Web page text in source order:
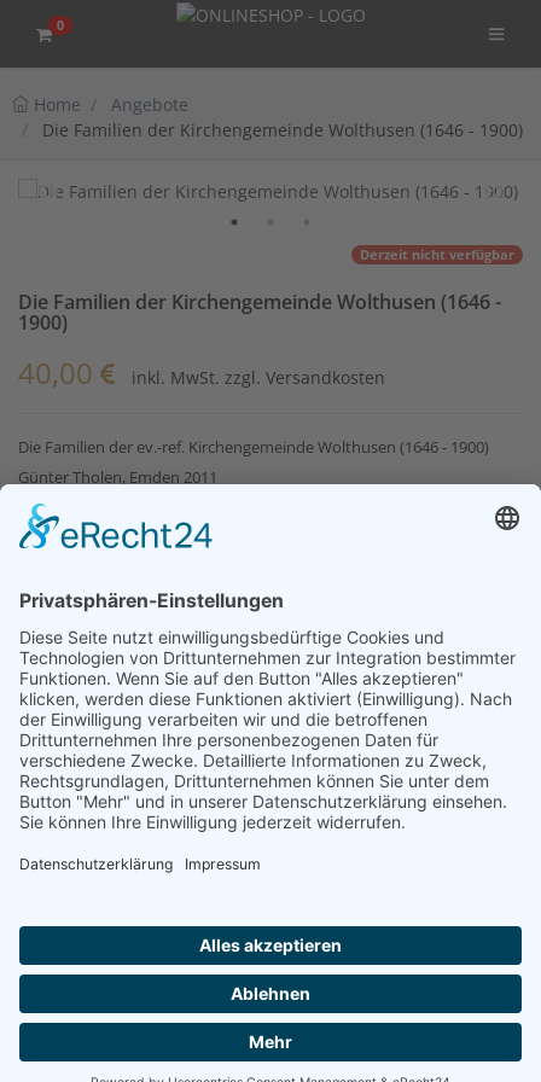
0
Home
Angebote
Die Familien der Kirchengemeinde Wolthusen (1646 - 1900)
Derzeit nicht verfügbar
Die Familien der Kirchengemeinde Wolthusen (1646 -
1900)
40,00 inkl. MwSt. zzgl. Versandkosten
Die Familien der ev.-ref. Kirchengemeinde Wolthusen (1646 - 1900)
Günter Tholen, Emden 2011
Ostfr. OSB 78, Dt. OSB A 415
ISBN 3-934508-28-6